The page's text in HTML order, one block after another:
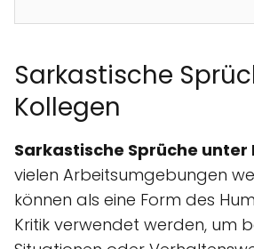
Sarkastische
Kollegen
Sarkastische Sprüche unter
vielen Arbeitsumgebungen
können als eine Form des
Kritik verwendet werden, um